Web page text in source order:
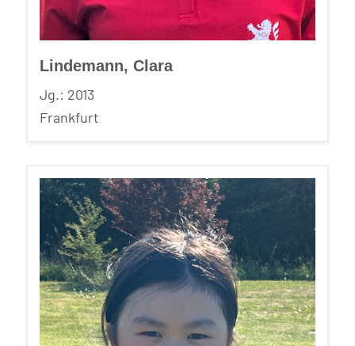
Lindemann, Clara
Jg.: 2013
Frankfurt